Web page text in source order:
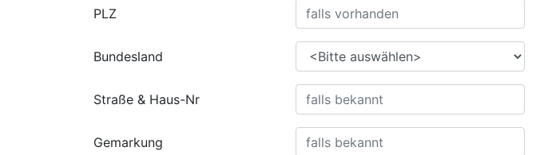
PLZ
Bundesland
Straße & Haus-Nr
Gemarkung